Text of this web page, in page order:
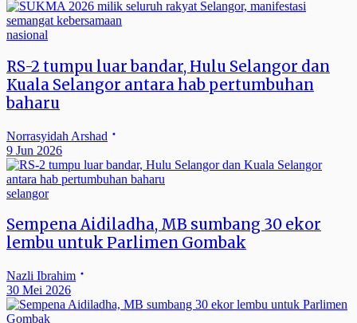
nasional
RS-2 tumpu luar bandar, Hulu Selangor dan
Kuala Selangor antara hab pertumbuhan
baharu
Norrasyidah Arshad
9 Jun 2026
selangor
Sempena Aidiladha, MB sumbang 30 ekor
lembu untuk Parlimen Gombak
Nazli Ibrahim
30 Mei 2026